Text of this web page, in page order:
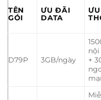
TÊN
GÓI
ƯU ĐÃI
DATA
D79P 3GB/ngày
+